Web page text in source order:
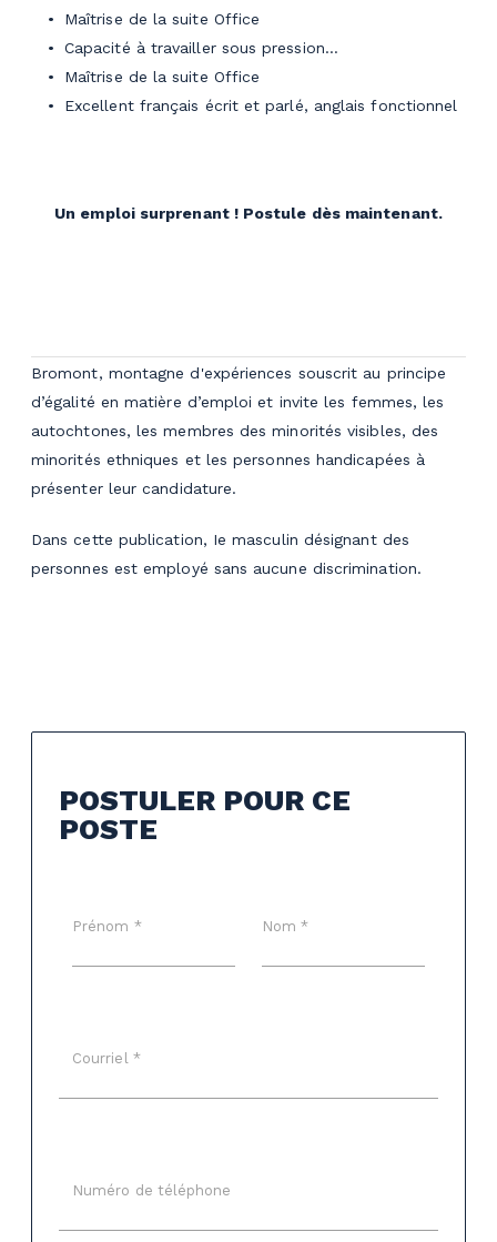
Maîtrise de la suite Office
Capacité à travailler sous pression…
Maîtrise de la suite Office
Excellent français écrit et parlé, anglais fonctionnel
Un emploi surprenant ! Postule dès maintenant.
Bromont, montagne d'expériences souscrit au principe
d’égalité en matière d’emploi et invite les femmes, les
autochtones, les membres des minorités visibles, des
minorités ethniques et les personnes handicapées à
présenter leur candidature.
Dans cette publication, Ie masculin désignant des
personnes est employé sans aucune discrimination.
POSTULER POUR CE
POSTE
Prénom * Nom *
Courriel *
Numéro de téléphone